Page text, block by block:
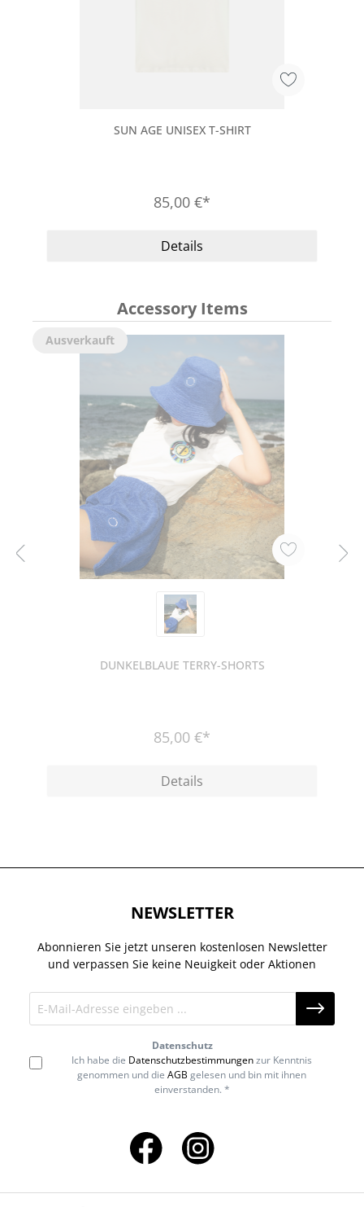
SUN AGE UNISEX T-SHIRT
85,00 €*
Details
Accessory Items
Ausverkauft
DUNKELBLAUE TERRY-SHORTS
85,00 €*
Details
NEWSLETTER
Abonnieren Sie jetzt unseren kostenlosen Newsletter
und verpassen Sie keine Neuigkeit oder Aktionen
Datenschutz
Ich habe die Datenschutzbestimmungenzur Kenntnis
genommen und die AGB gelesen und bin mit ihnen
einverstanden. *